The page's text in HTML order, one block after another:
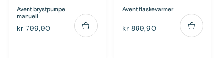
Avent brystpumpe
manuell
kr 799,90
Avent flaskevarmer
kr 899,90